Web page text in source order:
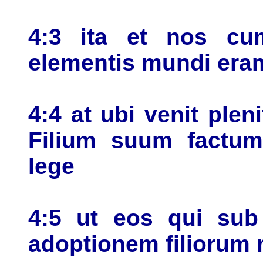
4:3 ita et nos
elementis mundi
4:4 at ubi venit
Filium suum
lege
4:5 ut eos qui sub
adoptionem filiorum